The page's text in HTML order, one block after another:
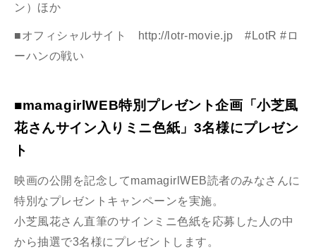
ン）ほか
■オフィシャルサイト http://lotr-movie.jp #LotR #ロ
ーハンの戦い
■mamagirlWEB特別プレゼント企画「小芝風
花さんサイン入りミニ色紙」3名様にプレゼン
ト
映画の公開を記念してmamagirlWEB読者のみなさんに
特別なプレゼントキャンペーンを実施。
小芝風花さん直筆のサインミニ色紙を応募した人の中
から抽選で3名様にプレゼントします。